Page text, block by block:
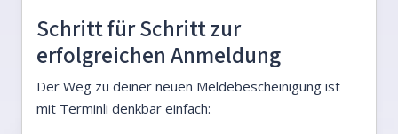
Schritt für Schritt zur
erfolgreichen Anmeldung
Der Weg zu deiner neuen Meldebescheinigung ist
mit Terminli denkbar einfach: